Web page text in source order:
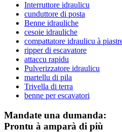
Interruttore idraulicu
cunduttore di posta
Benne idrauliche
cesoie idrauliche
compattatore idraulicu à
ripper di escavatore
attaccu rapidu
Pulverizzatore idraulicu
martellu di pila
Trivella di terra
benne per escavatori
Mandate una dumanda:
Prontu à amparà di più